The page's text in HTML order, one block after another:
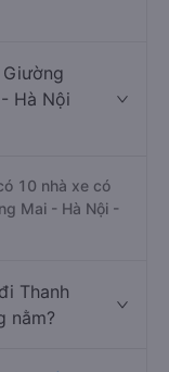
Hà Nội
10 nhà xe có
Mai - Hà Nội -
Thanh
nằm?